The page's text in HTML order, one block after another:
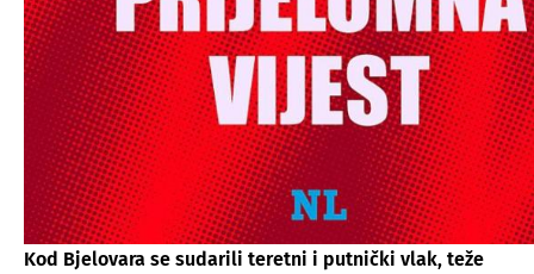
Kod Bjelovara se sudarili teretni i putnički vlak, teže